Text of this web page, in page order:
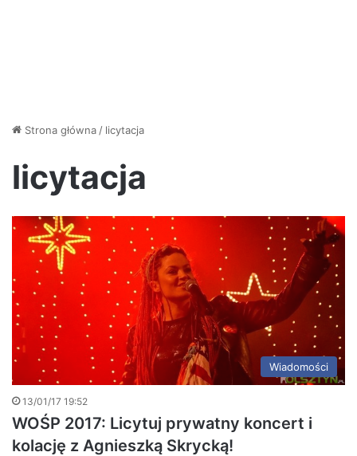
Strona główna / licytacja
licytacja
Wiadomości
13/01/17 19:52
WOŚP 2017: Licytuj prywatny koncert i
kolację z Agnieszką Skrycką!